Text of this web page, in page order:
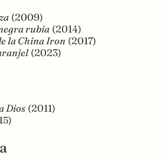
(2009)
rubia(2014)
la China Iron (2017)
(2023)
Dios(2011)